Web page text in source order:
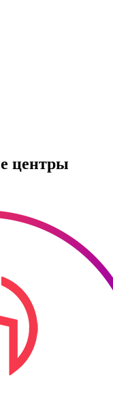
центры